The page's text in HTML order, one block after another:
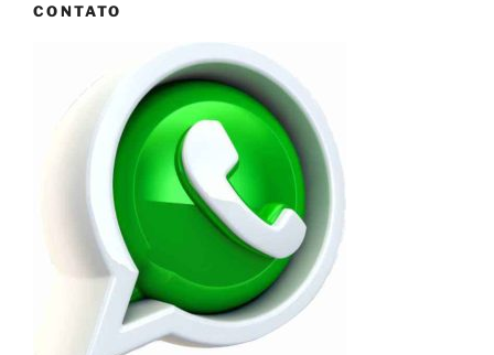
CONTATO